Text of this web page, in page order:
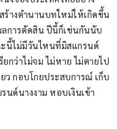
างตำนานบทใหม่ให้เกิดขึ้น
การตัดสิน ปีนี้ก็เช่นกันนับ
นี้ไม่มีวันไหนที่มิสแกรนด์
กว่าไม่จม ไม่หาย ไม่ตายไป
ว กอบโกยประสบการณ์ เก็บ
นด์นางงาม หอบเงินเข้า